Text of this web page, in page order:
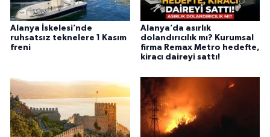
Alanya İskelesi’nde
ruhsatsız teknelere 1 Kasım
freni
Alanya’da asırlık
dolandırıcılık mı? Kurumsal
firma Remax Metro hedefte,
kiracı daireyi sattı!